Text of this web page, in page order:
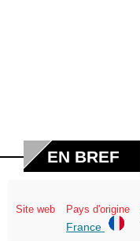
EN BREF
Site web Pays d'origine
France